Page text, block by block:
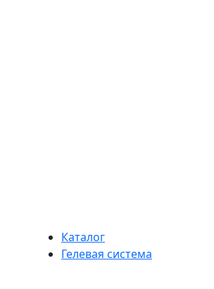
Каталог
Гелевая система